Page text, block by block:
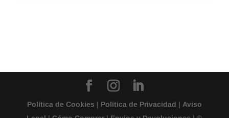
Política de Cookies | Política de Privacidad | Aviso